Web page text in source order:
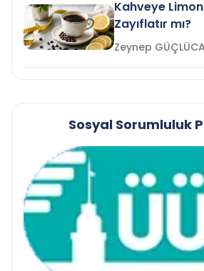
Kahveye Limon
Zayıflatır mı?
Zeynep
Sosyal Sorumluluk